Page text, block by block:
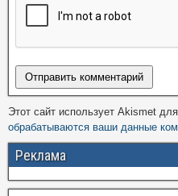
Этот сайт использует Akismet
обрабатываются ваши данные
Реклама